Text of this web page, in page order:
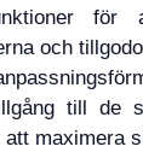
för
och
till de
maximera